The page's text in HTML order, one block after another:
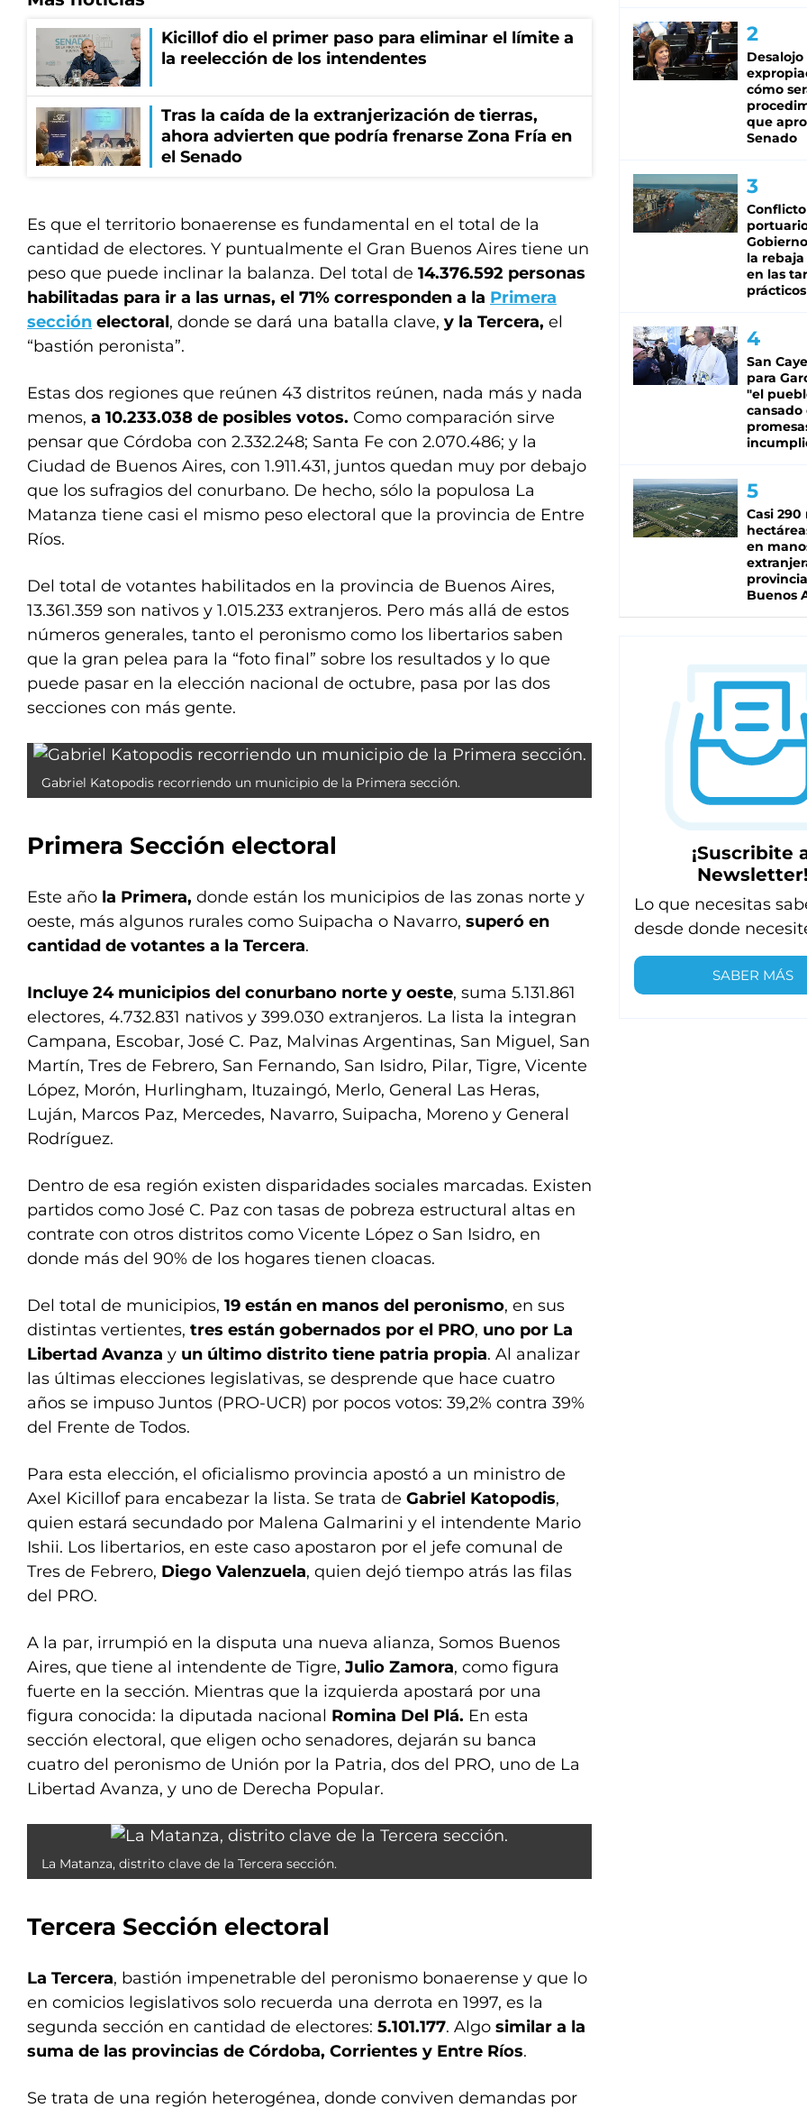
Kicillof dio el primer paso para eliminar el límite a
la reelección de los intendentes
Tras la caída de la extranjerización de tierras,
ahora advierten que podría frenarse Zona Fría en
el Senado
Es que el territorio bonaerense es fundamental en el total de la
cantidad de electores. Y puntualmente el Gran Buenos Aires tiene un
peso que puede inclinar la balanza. Del total de 14.376.592 personas
habilitadas para ir a las urnas, el 71% corresponden a la Primera
sección electoral, donde se dará una batalla clave, y la Tercera, el
“bastión peronista”.
Estas dos regiones que reúnen 43 distritos reúnen, nada más y nada
menos, a 10.233.038 de posibles votos. Como comparación sirve
pensar que Córdoba con 2.332.248; Santa Fe con 2.070.486; y la
Ciudad de Buenos Aires, con 1.911.431, juntos quedan muy por debajo
que los sufragios del conurbano. De hecho, sólo la populosa La
Matanza tiene casi el mismo peso electoral que la provincia de Entre
Ríos.
Del total de votantes habilitados en la provincia de Buenos Aires,
13.361.359 son nativos y 1.015.233 extranjeros. Pero más allá de estos
números generales, tanto el peronismo como los libertarios saben
que la gran pelea para la “foto final” sobre los resultados y lo que
puede pasar en la elección nacional de octubre, pasa por las dos
secciones con más gente.
Gabriel Katopodis recorriendo un municipio de la Primera sección.
Primera Sección electoral
Este año la Primera, donde están los municipios de las zonas norte y
oeste, más algunos rurales como Suipacha o Navarro, superó en
cantidad de votantes a la Tercera.
Incluye 24 municipios del conurbano norte y oeste, suma 5.131.861
electores, 4.732.831 nativos y 399.030 extranjeros. La lista la integran
Campana, Escobar, José C. Paz, Malvinas Argentinas, San Miguel, San
Martín, Tres de Febrero, San Fernando, San Isidro, Pilar, Tigre, Vicente
López, Morón, Hurlingham, Ituzaingó, Merlo, General Las Heras,
Luján, Marcos Paz, Mercedes, Navarro, Suipacha, Moreno y General
Rodríguez.
Dentro de esa región existen disparidades sociales marcadas. Existen
partidos como José C. Paz con tasas de pobreza estructural altas en
contrate con otros distritos como Vicente López o San Isidro, en
donde más del 90% de los hogares tienen cloacas.
Del total de municipios, 19 están en manos del peronismo, en sus
distintas vertientes, tres están gobernados por el PRO, uno por La
Libertad Avanza y un último distrito tiene patria propia. Al analizar
las últimas elecciones legislativas, se desprende que hace cuatro
años se impuso Juntos (PRO-UCR) por pocos votos: 39,2% contra 39%
del Frente de Todos.
Para esta elección, el oficialismo provincia apostó a un ministro de
Axel Kicillof para encabezar la lista. Se trata de Gabriel Katopodis,
quien estará secundado por Malena Galmarini y el intendente Mario
Ishii. Los libertarios, en este caso apostaron por el jefe comunal de
Tres de Febrero, Diego Valenzuela, quien dejó tiempo atrás las filas
del PRO.
A la par, irrumpió en la disputa una nueva alianza, Somos Buenos
Aires, que tiene al intendente de Tigre, Julio Zamora, como figura
fuerte en la sección. Mientras que la izquierda apostará por una
figura conocida: la diputada nacional Romina Del Plá. En esta
sección electoral, que eligen ocho senadores, dejarán su banca
cuatro del peronismo de Unión por la Patria, dos del PRO, uno de La
Libertad Avanza, y uno de Derecha Popular.
La Matanza, distrito clave de la Tercera sección.
Tercera Sección electoral
La Tercera, bastión impenetrable del peronismo bonaerense y que lo
en comicios legislativos solo recuerda una derrota en 1997, es la
segunda sección en cantidad de electores: 5.101.177. Algo similar a la
suma de las provincias de Córdoba, Corrientes y Entre Ríos.
Se trata de una región heterogénea, donde conviven demandas por
cómo
que
Senado
Conflicto
la rebaja
en las
prácticos
San
para
"el
cansado
Casi 290
en
Buenos
¡Suscribite
Newsletter!
Lo que necesitas
desde donde
SABER MÁS